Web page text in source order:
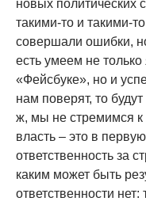
новых политических
такими-то и такими-
совершали ошибки,
есть умеем не
«Фейсбуке», но и
нам поверят, то
ж, мы не стремимся к
власть – это в
ответственность за
каким может быть
ответственности